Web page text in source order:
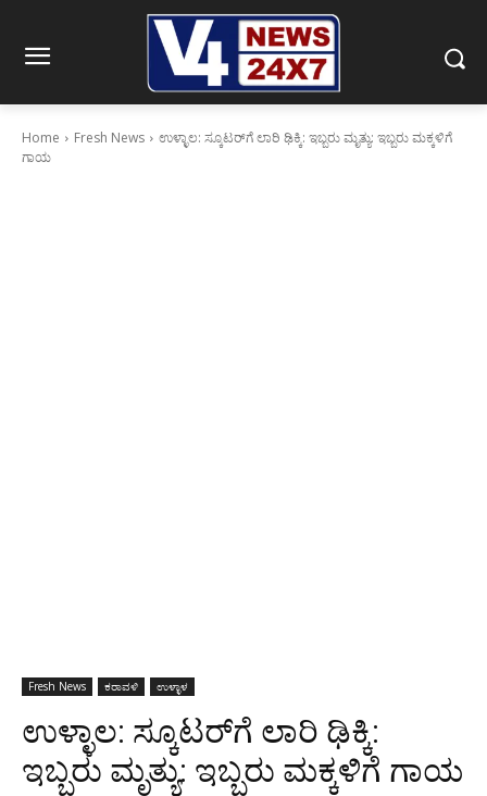
Home Fresh News
ಉಳ್ಳಾಲ: ಸ್ಕೂಟರ್‌ಗೆ ಲಾರಿ ಢಿಕ್ಕಿ: ಇಬ್ಬರು ಮೃತ್ಯು: ಇಬ್ಬರು ಮಕ್ಕಳಿಗೆ
ಗಾಯ
Fresh News ಕರಾವಳಿ ಉಳ್ಳಾಳ
ಉಳ್ಳಾಲ: ಸ್ಕೂಟರ್‌ಗೆ ಲಾರಿ ಢಿಕ್ಕಿ:
ಇಬ್ಬರು ಮೃತ್ಯು: ಇಬ್ಬರು ಮಕ್ಕಳಿಗೆ ಗಾಯ